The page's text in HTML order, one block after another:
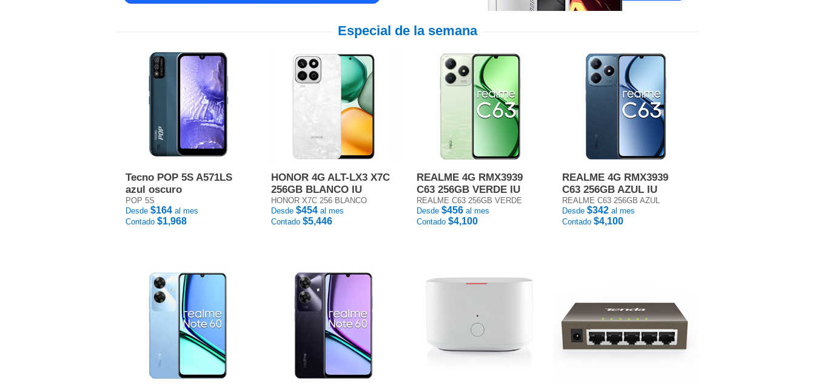
Especial de la semana
Tecno POP 5S A571LS
azul oscuro
POP 5S
Desde $164 al mes
Contado $1,968
HONOR 4G ALT-LX3 X7C
256GB BLANCO IU
HONOR X7C 256 BLANCO
Desde $454 al mes
Contado $5,446
REALME 4G RMX3939
C63 256GB VERDE IU
REALME C63 256GB VERDE
Desde $456 al mes
Contado $4,100
REALME 4G RMX3939
C63 256GB AZUL IU
REALME C63 256GB AZUL
Desde $342 al mes
Contado $4,100